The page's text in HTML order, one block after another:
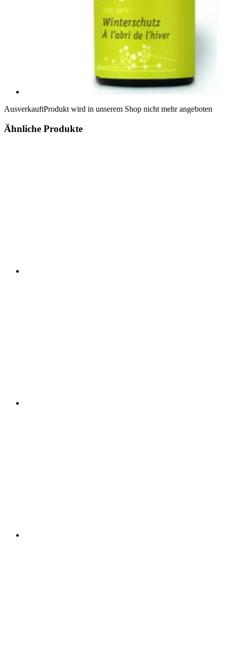
AusverkauftProdukt wird in unserem Shop nicht mehr angeboten
Ähnliche Produkte